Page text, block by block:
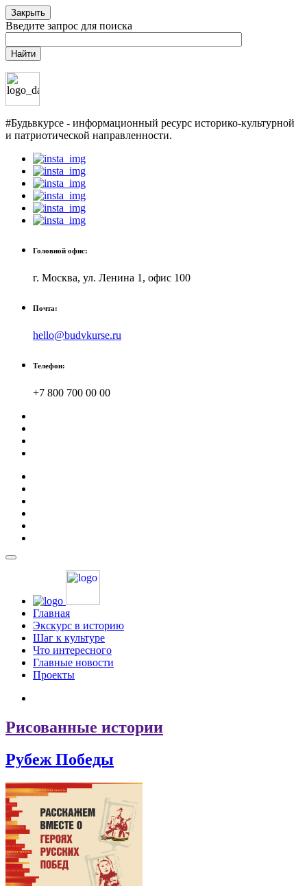
Закрыть
Введите запрос для поиска
Найти
#Будьвкурсе - информационный ресурс историко-культурной
и патриотической направленности.
Головной офис:
г. Москва, ул. Ленина 1, офис 100
Почта:
hello@budvkurse.ru
Телефон:
+7 800 700 00 00
Главная
Экскурс в историю
Шаг к культуре
Что интересного
Главные новости
Проекты
Рисованные истории
Рубеж Победы